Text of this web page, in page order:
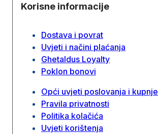
Korisne informacije
Dostava i povrat
Uvjeti i načini plaćanja
Ghetaldus Loyalty
Poklon bonovi
Opći uvjeti poslovanja i kupnje
Pravila privatnosti
Politika kolačića
Uvjeti korištenja